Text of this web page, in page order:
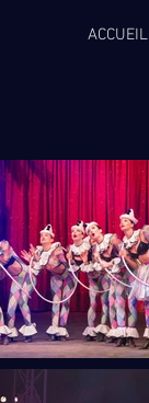
ACCUEIL